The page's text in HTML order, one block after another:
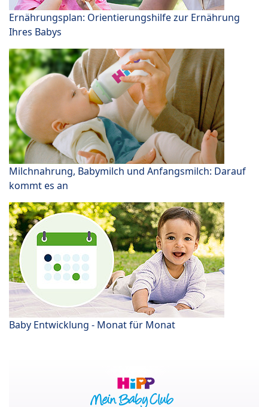
Ernährungsplan: Orientierungshilfe zur Ernährung
Ihres Babys
Milchnahrung, Babymilch und Anfangsmilch: Darauf
kommt es an
Baby Entwicklung - Monat für Monat